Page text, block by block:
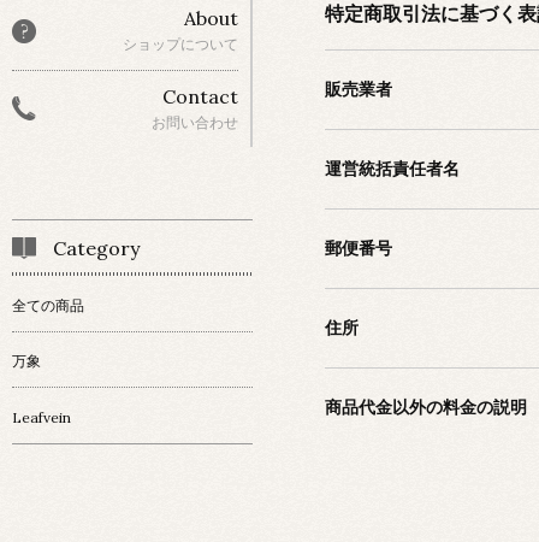
特定商取引法に基づく
販売業者
運営統括責任者名
郵便番号
住所
商品代金以外の料金の説明
About
ショップについて
Contact
お問い合わせ
Category
全ての商品
万象
Leafvein